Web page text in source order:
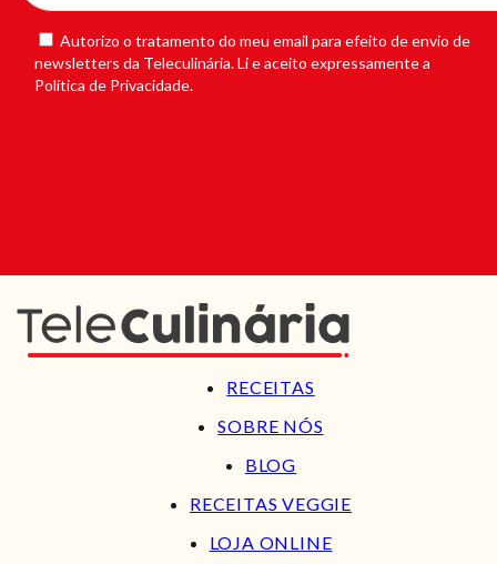
Autorizo o tratamento do meu email para efeito de envio de
newsletters da Teleculinária. Li e aceito expressamente a
Política de Privacidade.
RECEITAS
SOBRE NÓS
BLOG
RECEITAS VEGGIE
LOJA ONLINE